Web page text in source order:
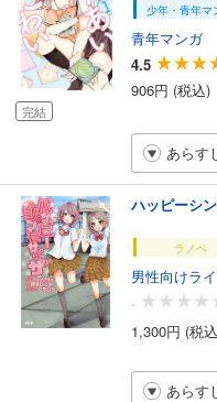
完結
少年・青年マ
青年マンガ
4.5
906円 (税込)
あらす
ハッピーシ
ラノベ
男性向けラ
-
1,300円 (税
あらす